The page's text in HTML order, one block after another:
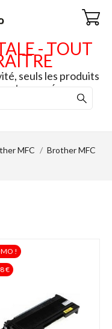
- TOUT
seuls les produits
envoyés.
MFC
Brother MFC
!
€